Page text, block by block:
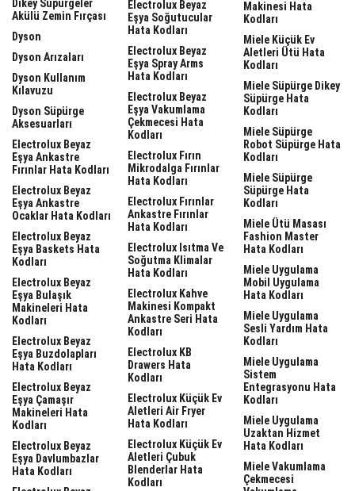
Dikey Süpürgeler
Akülü Zemin Fırçası
Dyson
Dyson Arızaları
Dyson Kullanım
Kılavuzu
Dyson Süpürge
Aksesuarları
Electrolux Beyaz
Eşya Ankastre
Fırınlar Hata Kodları
Electrolux Beyaz
Eşya Ankastre
Ocaklar Hata Kodları
Electrolux Beyaz
Eşya Baskets Hata
Kodları
Electrolux Beyaz
Eşya Bulaşık
Makineleri Hata
Kodları
Electrolux Beyaz
Eşya Buzdolapları
Hata Kodları
Electrolux Beyaz
Eşya Çamaşır
Makineleri Hata
Kodları
Electrolux Beyaz
Eşya Davlumbazlar
Hata Kodları
Electrolux Beyaz
Eşya Soğutucular
Hata Kodları
Electrolux Beyaz
Eşya Spray Arms
Hata Kodları
Electrolux Beyaz
Eşya Vakumlama
Çekmecesi Hata
Kodları
Electrolux Fırın
Mikrodalga Fırınlar
Hata Kodları
Electrolux Fırınlar
Ankastre Fırınlar
Hata Kodları
Electrolux Isıtma Ve
Soğutma Klimalar
Hata Kodları
Electrolux Kahve
Makinesi Kompakt
Ankastre Seri Hata
Kodları
Electrolux KB
Drawers Hata
Kodları
Electrolux Küçük Ev
Aletleri Air Fryer
Hata Kodları
Electrolux Küçük Ev
Aletleri Çubuk
Blenderlar Hata
Kodları
Makinesi Hata
Kodları
Miele Küçük Ev
Aletleri Ütü Hata
Kodları
Miele Süpürge Dikey
Süpürge Hata
Kodları
Miele Süpürge
Robot Süpürge Hata
Kodları
Miele Süpürge
Süpürge Hata
Kodları
Miele Ütü Masası
Fashion Master
Hata Kodları
Miele Uygulama
Mobil Uygulama
Hata Kodları
Miele Uygulama
Sesli Yardım Hata
Kodları
Miele Uygulama
Sistem
Entegrasyonu Hata
Kodları
Miele Uygulama
Uzaktan Hizmet
Hata Kodları
Miele Vakumlama
Çekmecesi